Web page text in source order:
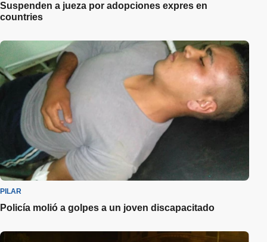
Suspenden a jueza por adopciones expres en
countries
PILAR
Policía molió a golpes a un joven discapacitado